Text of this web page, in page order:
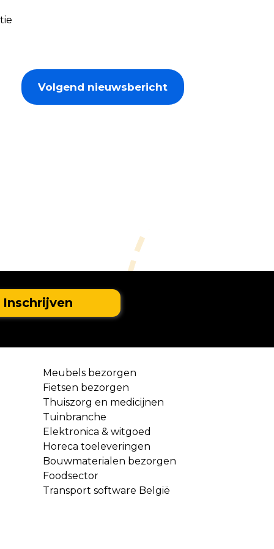
Volgend nieuwsbericht
Meubels bezorgen
Fietsen bezorgen
Thuiszorg en medicijnen
Tuinbranche
Elektronica & witgoed
Horeca toeleveringen
Bouwmaterialen bezorgen
Foodsector
Transport software België